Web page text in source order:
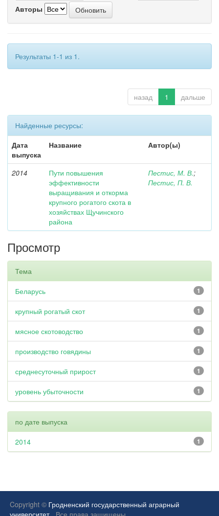
Авторы
Результаты 1-1 из 1.
назад 1 дальше
Найденные ресурсы:
Дата
выпуска
Название Автор(ы)
2014
Пути повышения
эффективности
выращивания и откорма
крупного рогатого скота в
хозяйствах Щучинского
района
Пестис, М. В.;
Пестис, П. В.
Просмотр
Тема
1
Беларусь
1
крупный рогатый скот
1
мясное скотоводство
1
производство говядины
1
среднесуточный прирост
1
уровень убыточности
по дате выпуска
1
2014
Copyright © Гродненский государственный аграрный